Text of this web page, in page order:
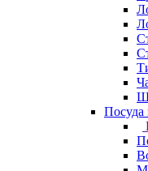
Посуда